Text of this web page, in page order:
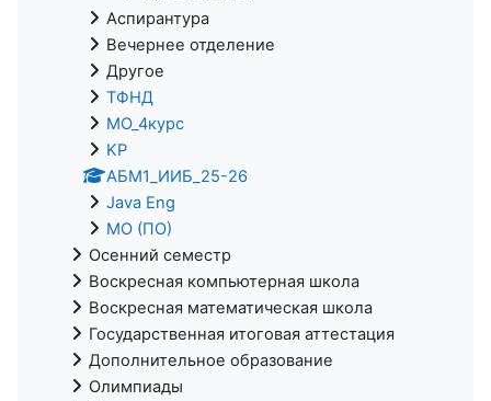
Аспирантура
Вечернее отделение
Другое
ТФНД
МО_4курс
KP
АБМ1_ИИБ_25-26
Java Eng
МО (ПО)
Осенний семестр
Воскресная компьютерная школа
Воскресная математическая школа
Государственная итоговая аттестация
Дополнительное образование
Олимпиады